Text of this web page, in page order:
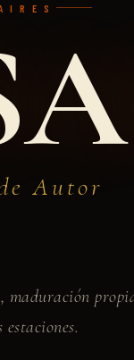
Autor
maduración